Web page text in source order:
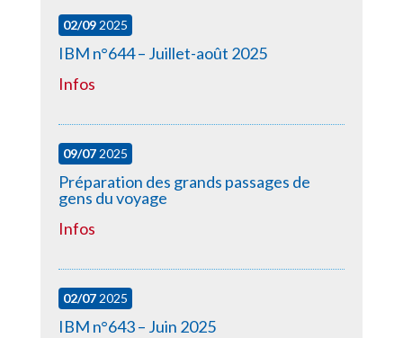
02/092025
IBM n°644 – Juillet-août 2025
Infos
09/072025
Préparation des grands passages de
gens du voyage
Infos
02/072025
IBM n°643 – Juin 2025